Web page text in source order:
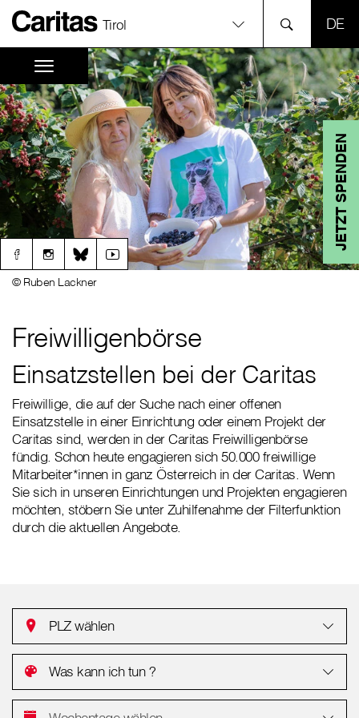
Tirol
JETZT SPENDEN
Freiwilligenbörse
© Ruben Lackner
Einsatzstellen bei der Caritas
Freiwillige, die auf der Suche nach einer offenen
Einsatzstelle in einer Einrichtung oder einem Projekt der
Caritas sind, werden in der Caritas Freiwilligenbörse
fündig. Schon heute engagieren sich 50.000 freiwillige
Mitarbeiter*innen in ganz Österreich in der Caritas. Wenn
Sie sich in unseren Einrichtungen und Projekten engagieren
möchten, stöbern Sie unter Zuhilfenahme der Filterfunktion
durch die aktuellen Angebote.
PLZ wählen
Was kann ich tun ?